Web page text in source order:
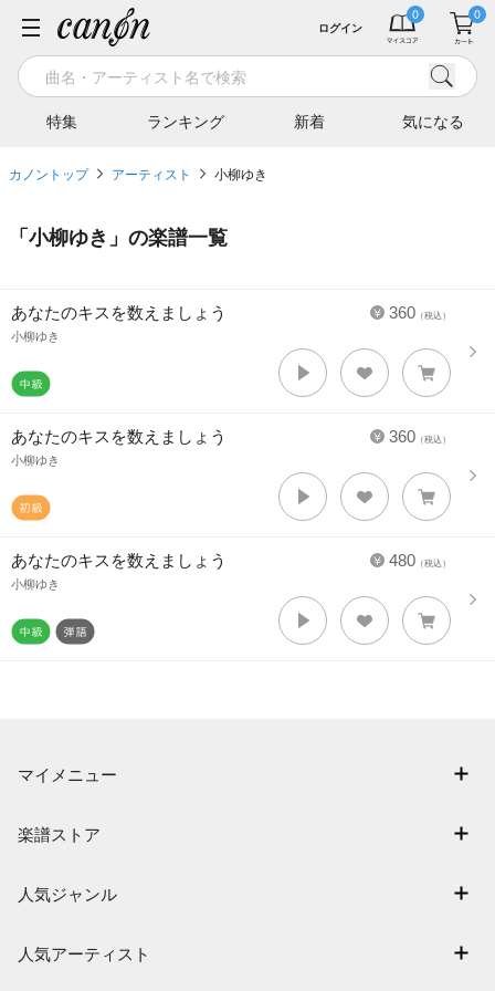
特集 ランキング 新着 気になる
ログイン
カノントップ アーティスト 小柳ゆき
「 小柳ゆき 」の楽譜一覧
360 （税込）
あなたのキスを数えましょう
小柳ゆき
360 （税込）
あなたのキスを数えましょう
小柳ゆき
480 （税込）
あなたのキスを数えましょう
小柳ゆき
マイメニュー
退会はこちら
楽譜ストア
難易度別に探す
人気ジャンル
人気アーティスト